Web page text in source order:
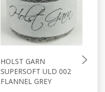
HOLST GARN
SUPERSOFT ULD 002
FLANNEL GREY